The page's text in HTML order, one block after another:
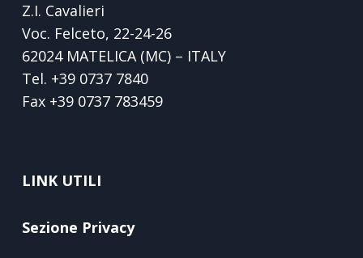
Z.I. Cavalieri
Voc. Felceto, 22-24-26
62024 MATELICA (MC) – ITALY
Tel. +39 0737 7840
Fax +39 0737 783459
LINK UTILI
Sezione Privacy